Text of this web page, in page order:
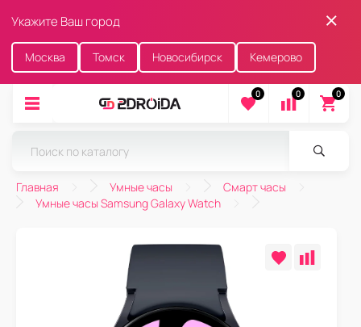
Укажите Ваш город
Москва Томск Новосибирск Кемерово
0 0 0
Главная Умные часы
Смарт часы
Умные часы Samsung Galaxy Watch